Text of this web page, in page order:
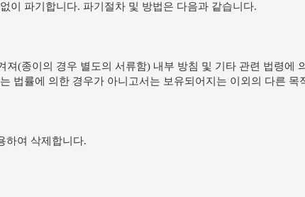
이 파기합니다. 파기절차 및 방법은 다음과 같습니다.
(종이의 경우 별도의 서류함) 내부 방침 및 기타 관련 법령에
법률에 의한 경우가 아니고서는 보유되어지는 이외의 다른 목
하여 삭제합니다.